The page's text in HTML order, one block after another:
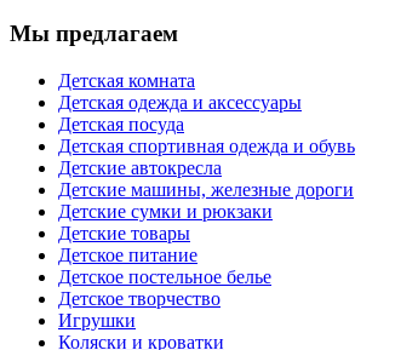
Мы предлагаем
Детская комната
Детская одежда и аксессуары
Детская посуда
Детская спортивная одежда и обувь
Детские автокресла
Детские машины, железные дороги
Детские сумки и рюкзаки
Детские товары
Детское питание
Детское постельное белье
Детское творчество
Игрушки
Коляски и кроватки